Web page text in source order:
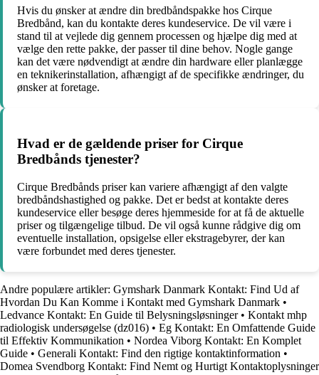
Hvis du ønsker at ændre din bredbåndspakke hos Cirque
Bredbånd, kan du kontakte deres kundeservice. De vil være i
stand til at vejlede dig gennem processen og hjælpe dig med at
vælge den rette pakke, der passer til dine behov. Nogle gange
kan det være nødvendigt at ændre din hardware eller planlægge
en teknikerinstallation, afhængigt af de specifikke ændringer, du
ønsker at foretage.
Hvad er de gældende priser for Cirque
Bredbånds tjenester?
Cirque Bredbånds priser kan variere afhængigt af den valgte
bredbåndshastighed og pakke. Det er bedst at kontakte deres
kundeservice eller besøge deres hjemmeside for at få de aktuelle
priser og tilgængelige tilbud. De vil også kunne rådgive dig om
eventuelle installation, opsigelse eller ekstragebyrer, der kan
være forbundet med deres tjenester.
Andre populære artikler: Gymshark Danmark Kontakt: Find Ud af
Hvordan Du Kan Komme i Kontakt med Gymshark Danmark •
Ledvance Kontakt: En Guide til Belysningsløsninger• Kontakt mhp
radiologisk undersøgelse (dz016) • Eg Kontakt: En Omfattende Guide
til Effektiv Kommunikation • Nordea Viborg Kontakt: En Komplet
Guide • Generali Kontakt: Find den rigtige kontaktinformation •
Domea Svendborg Kontakt: Find Nemt og Hurtigt Kontaktoplysninger